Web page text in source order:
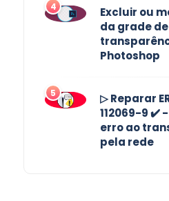
4
Excluir ou
da grade de
Photoshop
5
▷ Reparar
112069-9 ✔️
erro ao
pela rede